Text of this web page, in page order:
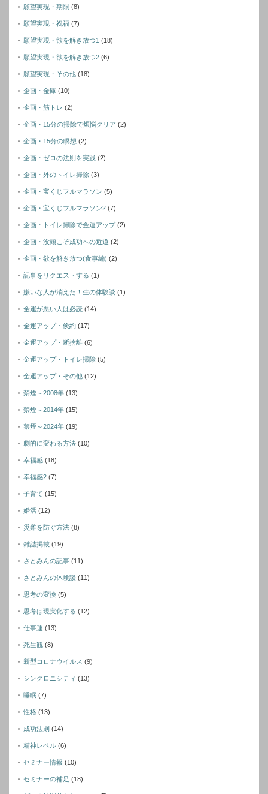
願望実現・期限 (8)
願望実現・祝福 (7)
願望実現・欲を解き放つ1 (18)
願望実現・欲を解き放つ2 (6)
願望実現・その他 (18)
企画・金庫 (10)
企画・筋トレ (2)
企画・15分の掃除で煩悩クリア (2)
企画・15分の瞑想 (2)
企画・ゼロの法則を実践 (2)
企画・外のトイレ掃除 (3)
企画・宝くじフルマラソン (5)
企画・宝くじフルマラソン2 (7)
企画・トイレ掃除で金運アップ(2)
企画・没頭こぞ成功への近道 (2)
企画・欲を解き放つ(食事編) (2)
記事をリクエストする (1)
嫌いな人が消えた！生の体験談 (1)
金運が悪い人は必読 (14)
金運アップ・倹約 (17)
金運アップ・断捨離 (6)
金運アップ・トイレ掃除 (5)
金運アップ・その他 (12)
禁煙～2008年 (13)
禁煙～2014年 (15)
禁煙～2024年 (19)
劇的に変わる方法 (10)
幸福感 (18)
幸福感2 (7)
子育て (15)
婚活 (12)
災難を防ぐ方法 (8)
雑誌掲載 (19)
さとみんの記事 (11)
さとみんの体験談 (11)
思考の変換 (5)
思考は現実化する (12)
仕事運 (13)
死生観 (8)
新型コロナウイルス (9)
シンクロニシティ (13)
睡眠 (7)
性格 (13)
成功法則 (14)
精神レベル (6)
セミナー情報 (10)
セミナーの補足 (18)